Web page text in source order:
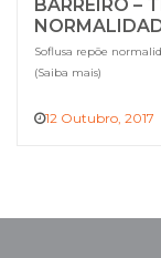
BARREIRO –
Soflusa repõe
(Saiba mais)
12 Outubro, 2017